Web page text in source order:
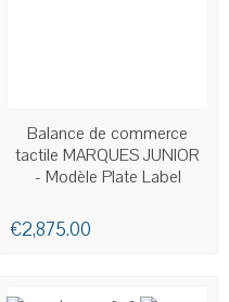
AVAILABLE
Balance de commerce
tactile MARQUES JUNIOR
- Modèle Plate Label
€2,875.00